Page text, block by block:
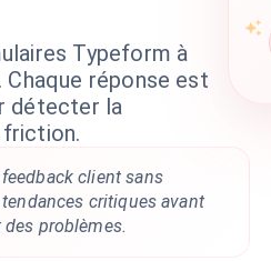
Typeform à
Chaque réponse est
détecter la
client sans
critiques avant
problèmes.